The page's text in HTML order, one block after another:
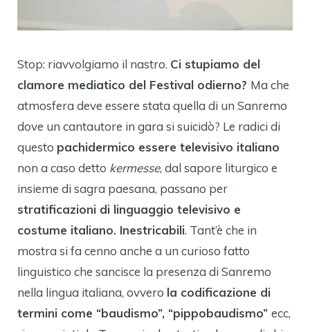
Stop: riavvolgiamo il nastro. Ci stupiamo del
clamore mediatico del Festival odierno? Ma che
atmosfera deve essere stata quella di un Sanremo
dove un cantautore in gara si suicidò? Le radici di
questo pachidermico essere televisivo italiano
non a caso detto kermesse, dal sapore liturgico e
insieme di sagra paesana, passano per
stratificazioni di linguaggio televisivo e
costume italiano. Inestricabili. Tant’è che in
mostra si fa cenno anche a un curioso fatto
linguistico che sancisce la presenza di Sanremo
nella lingua italiana, ovvero la codificazione di
termini come “baudismo”, “pippobaudismo” ecc,